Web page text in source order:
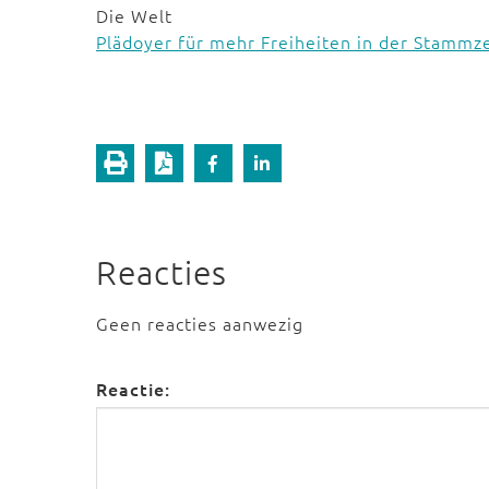
Die Welt
Plädoyer für mehr Freiheiten in der
Reacties
Geen reacties aanwezig
Reactie: